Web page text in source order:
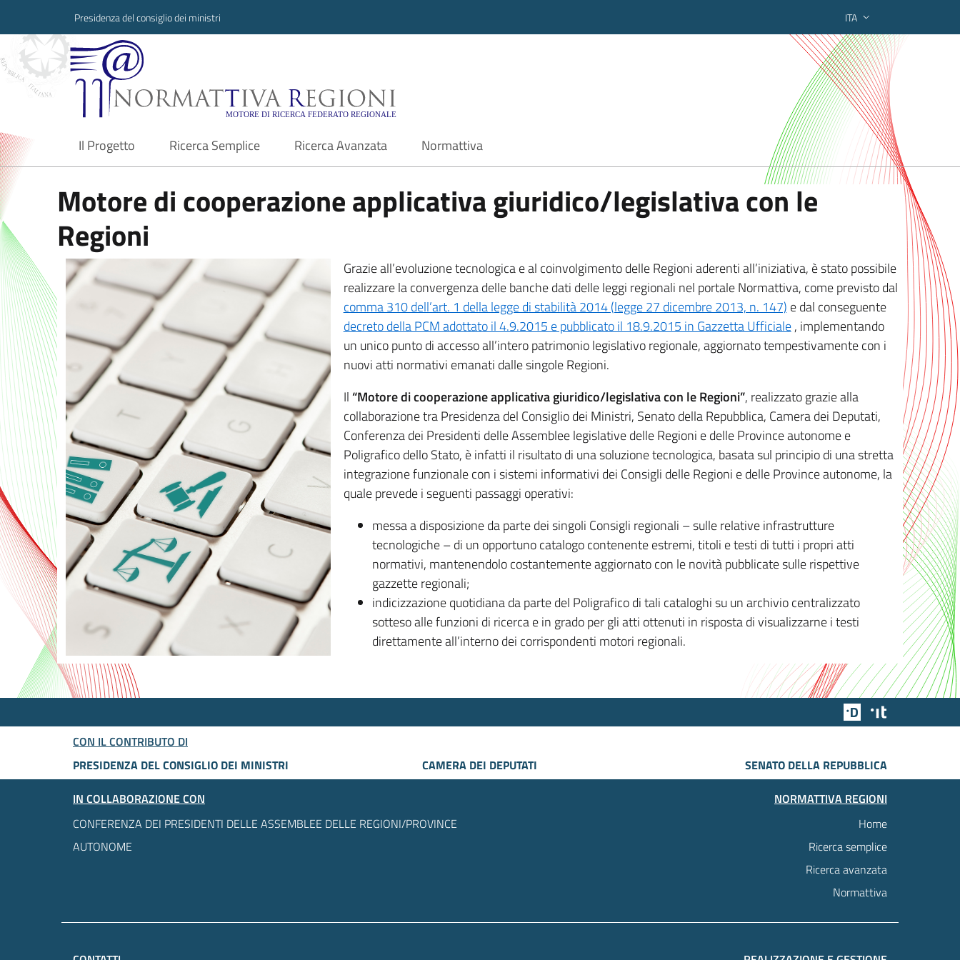
Presidenza del consiglio dei ministri ITA
Normattiva Regioni - Motore di ricerca federato regionale
Il Progetto
current Ricerca Semplice Ricerca Avanzata Normattiva
Motore di cooperazione applicativa giuridico/legislativa con le
Regioni
Grazie all’evoluzione tecnologica e al coinvolgimento delle Regioni aderenti all’iniziativa, è stato possibile
realizzare la convergenza delle banche dati delle leggi regionali nel portale Normattiva, come previsto dal
comma 310 dell’art. 1 della legge di stabilità 2014 (legge 27 dicembre 2013, n. 147) e dal conseguente
decreto della PCM adottato il 4.9.2015 e pubblicato il 18.9.2015 in Gazzetta Ufficiale, implementando
un unico punto di accesso all’intero patrimonio legislativo regionale, aggiornato tempestivamente con i
nuovi atti normativi emanati dalle singole Regioni.
Il “Motore di cooperazione applicativa giuridico/legislativa con le Regioni”, realizzato grazie alla
collaborazione tra Presidenza del Consiglio dei Ministri, Senato della Repubblica, Camera dei Deputati,
Conferenza dei Presidenti delle Assemblee legislative delle Regioni e delle Province autonome e
Poligrafico dello Stato, è infatti il risultato di una soluzione tecnologica, basata sul principio di una stretta
integrazione funzionale con i sistemi informativi dei Consigli delle Regioni e delle Province autonome, la
quale prevede i seguenti passaggi operativi:
messa a disposizione da parte dei singoli Consigli regionali – sulle relative infrastrutture
tecnologiche – di un opportuno catalogo contenente estremi, titoli e testi di tutti i propri atti
normativi, mantenendolo costantemente aggiornato con le novità pubblicate sulle rispettive
gazzette regionali;
indicizzazione quotidiana da parte del Poligrafico di tali cataloghi su un archivio centralizzato
sotteso alle funzioni di ricerca e in grado per gli atti ottenuti in risposta di visualizzarne i testi
direttamente all’interno dei corrispondenti motori regionali.
Team Digitale
CON IL CONTRIBUTO DI
PRESIDENZA DEL CONSIGLIO DEI MINISTRI
CAMERA DEI DEPUTATI
SENATO DELLA REPUBBLICA
IN COLLABORAZIONE CON
CONFERENZA DEI PRESIDENTI DELLE ASSEMBLEE DELLE REGIONI/PROVINCE
AUTONOME
NORMATTIVA REGIONI
Home
Ricerca semplice
Ricerca avanzata
Normattiva